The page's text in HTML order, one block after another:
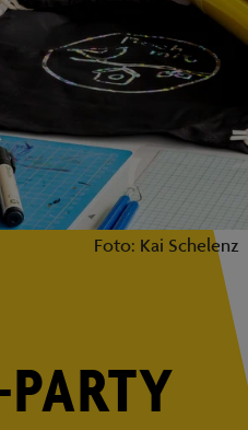
Foto: Kai Schelenz